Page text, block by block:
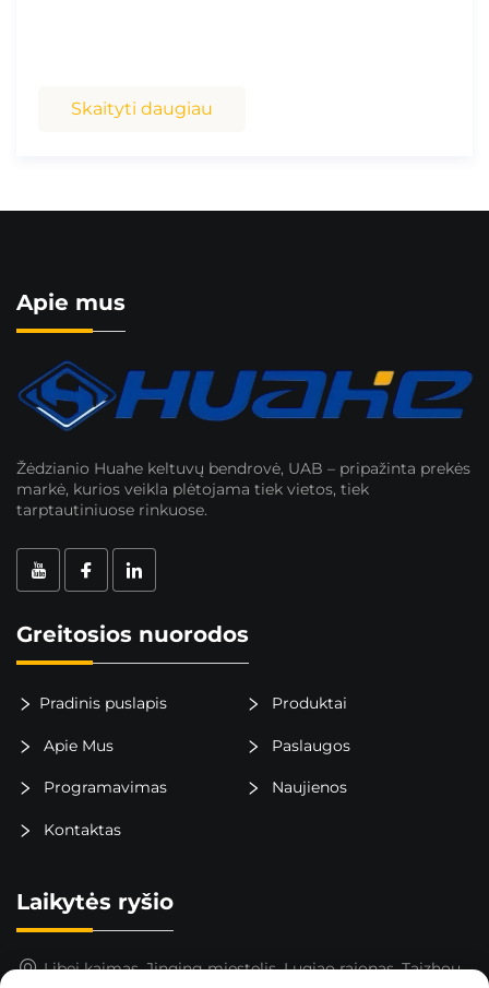
Skaityti daugiau
Apie mus
Žėdzianio Huahe keltuvų bendrovė, UAB – pripažinta prekės
markė, kurios veikla plėtojama tiek vietos, tiek
tarptautiniuose rinkuose.
Greitosios nuorodos
Pradinis puslapis Produktai
Apie Mus Paslaugos
Programavimas Naujienos
Kontaktas
Laikytės ryšio
Libei kaimas, Jinqing miestelis, Luqiao rajonas, Taizhou